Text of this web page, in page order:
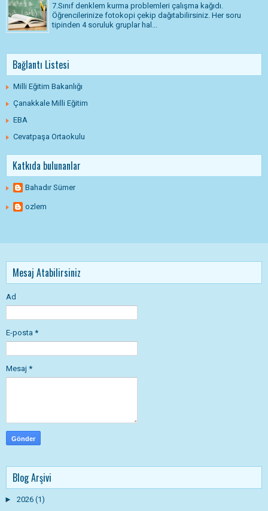
7.Sınıf denklem kurma problemleri çalışma kağıdı.
Öğrencilerinize fotokopi çekip dağıtabilirsiniz. Her soru
tipinden 4 soruluk gruplar hal...
Bağlantı Listesi
Milli Eğitim Bakanlığı
Çanakkale Milli Eğitim
EBA
Cevatpaşa Ortaokulu
Katkıda bulunanlar
Bahadır Sümer
ozlem
Mesaj Atabilirsiniz
Ad
E-posta *
Mesaj *
Blog Arşivi
► 2026 (1)